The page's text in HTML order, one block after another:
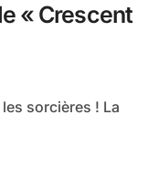
« Crescent